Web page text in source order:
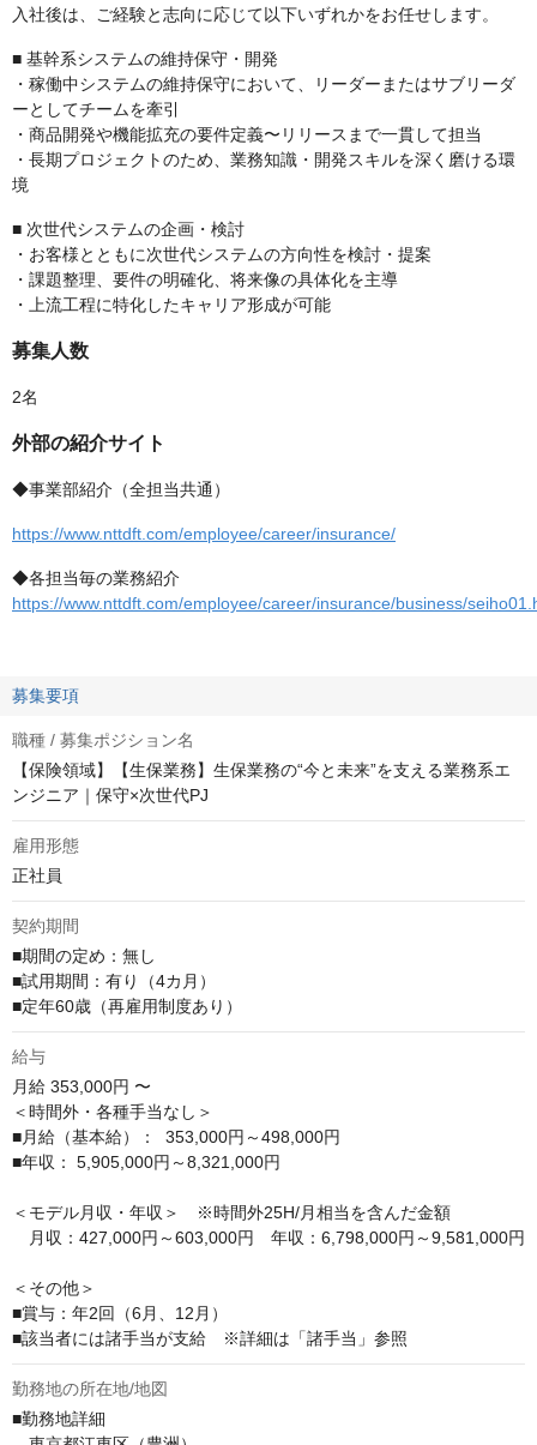
入社後は、ご経験と志向に応じて以下いずれかをお任せします。
■ 基幹系システムの維持保守・開発
・稼働中システムの維持保守において、リーダーまたはサブリーダ
ーとしてチームを牽引
・商品開発や機能拡充の要件定義〜リリースまで一貫して担当
・長期プロジェクトのため、業務知識・開発スキルを深く磨ける環
境
■ 次世代システムの企画・検討
・お客様とともに次世代システムの方向性を検討・提案
・課題整理、要件の明確化、将来像の具体化を主導
・上流工程に特化したキャリア形成が可能
募集人数
2名
外部の紹介サイト
◆事業部紹介（全担当共通）
https://www.nttdft.com/employee/career/insurance/
◆各担当毎の業務紹介
https://www.nttdft.com/employee/career/insurance/business/
募集要項
職種 / 募集ポジション名
【保険領域】【生保業務】生保業務の“今と未来”を支える業務系エ
ンジニア｜保守×次世代PJ
雇用形態
正社員
契約期間
■期間の定め：無し
■試用期間：有り（4カ月）
■定年60歳（再雇用制度あり）
給与
月給 353,000円 〜
＜時間外・各種手当なし＞
■月給（基本給）：  353,000円～498,000円
■年収： 5,905,000円～8,321,000円
＜モデル月収・年収＞　※時間外25H/月相当を含んだ金額
月収：427,000円～603,000円　年収：6,798,000円～9,581,000円
＜その他＞
■賞与：年2回（6月、12月）
■該当者には諸手当が支給　※詳細は「諸手当」参照
勤務地の所在地/地図
■勤務地詳細